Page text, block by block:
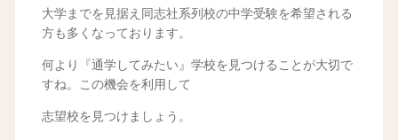
大学までを見据え同志社系列校の中学受験を希望される
方も多くなっております。
何より『通学してみたい』学校を見つけることが大切で
すね。この機会を利用して
志望校を見つけましょう。